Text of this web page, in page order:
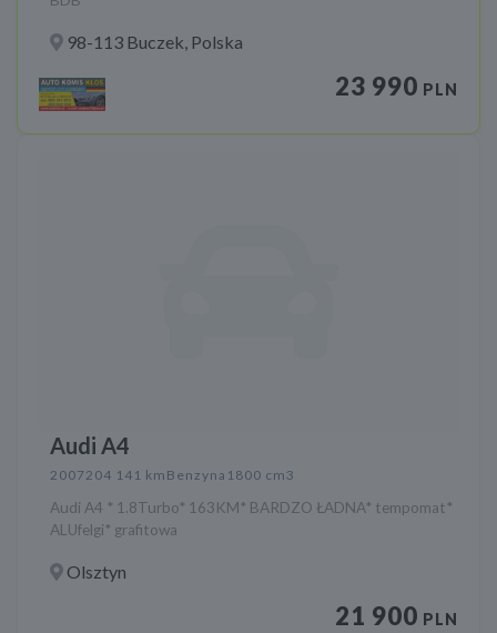
98-113 Buczek, Polska
23 990 PLN
Audi A4
2007204 141 km Benzyna 1800 cm3
Audi A4 * 1.8Turbo* 163KM* BARDZO ŁADNA* tempomat*
ALUfelgi* grafitowa
Olsztyn
21 900 PLN